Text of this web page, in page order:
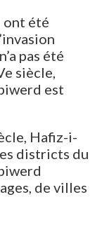
ont été
pas été
siècle,
est
Hafiz-i-
districts du
de villes